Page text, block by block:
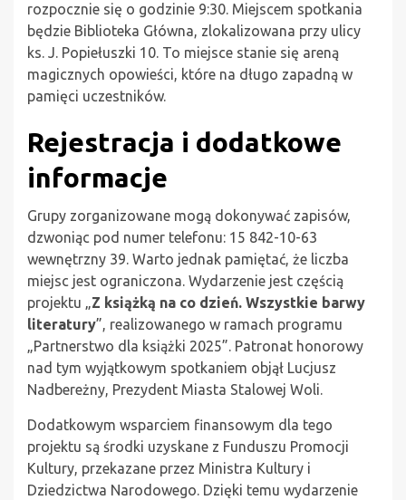
rozpocznie się o godzinie 9:30. Miejscem spotkania
będzie Biblioteka Główna, zlokalizowana przy ulicy
ks. J. Popiełuszki 10. To miejsce stanie się areną
magicznych opowieści, które na długo zapadną w
pamięci uczestników.
Rejestracja i dodatkowe
informacje
Grupy zorganizowane mogą dokonywać zapisów,
dzwoniąc pod numer telefonu: 15 842-10-63
wewnętrzny 39. Warto jednak pamiętać, że liczba
miejsc jest ograniczona. Wydarzenie jest częścią
projektu „Z książką na co dzień. Wszystkie barwy
literatury”, realizowanego w ramach programu
„Partnerstwo dla książki 2025”. Patronat honorowy
nad tym wyjątkowym spotkaniem objął Lucjusz
Nadbereżny, Prezydent Miasta Stalowej Woli.
Dodatkowym wsparciem finansowym dla tego
projektu są środki uzyskane z Funduszu Promocji
Kultury, przekazane przez Ministra Kultury i
Dziedzictwa Narodowego. Dzięki temu wydarzenie